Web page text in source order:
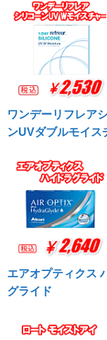
ワンデーリフレア
ンUVダブルモイス
エアオプティクス
グライド